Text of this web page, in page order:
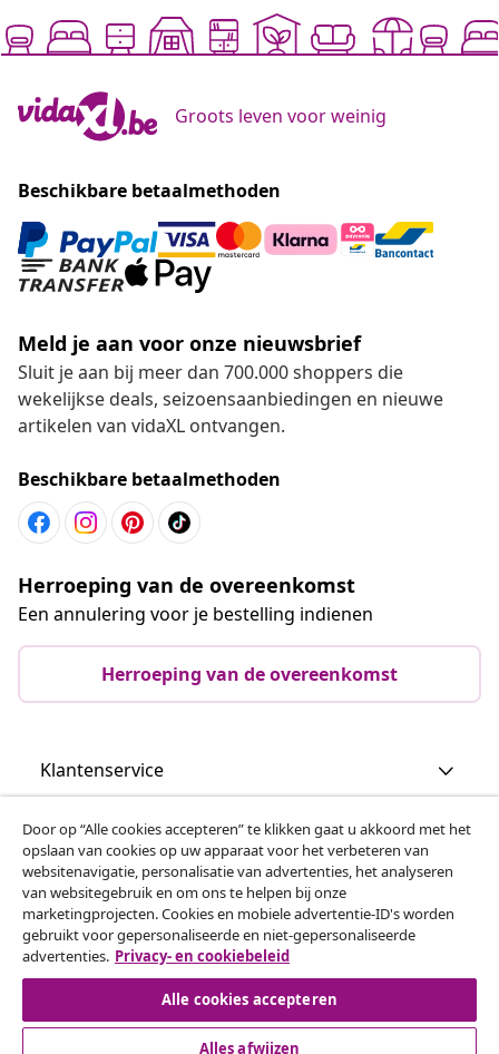
Groots leven voor weinig
Beschikbare betaalmethoden
Meld je aan voor onze nieuwsbrief
Sluit je aan bij meer dan 700.000 shoppers die
wekelijkse deals, seizoensaanbiedingen en nieuwe
artikelen van vidaXL ontvangen.
Beschikbare betaalmethoden
Herroeping van de overeenkomst
Een annulering voor je bestelling indienen
Herroeping van de overeenkomst
Klantenservice
Zakelijk
vidaXL
Ontdek meer
Door op “Alle cookies accepteren” te klikken gaat u akkoord met het
opslaan van cookies op uw apparaat voor het verbeteren van
websitenavigatie, personalisatie van advertenties, het analyseren
van websitegebruik en om ons te helpen bij onze
marketingprojecten. Cookies en mobiele advertentie-ID's worden
gebruikt voor gepersonaliseerde en niet-gepersonaliseerde
advertenties. Privacy- en cookiebeleid
Alle cookies accepteren
Alles afwijzen